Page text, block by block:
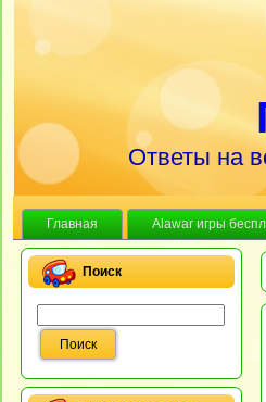
Ответы на
Главная Alawar игры
Поиск